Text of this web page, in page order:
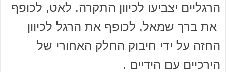
הרגליים יצביעו לכיוון התקרה. לאט, לכופף
את ברך שמאל, לכופף את הרגל לכיוון
החזה על ידי חיבוק החלק האחורי של
הירכיים עם הידיים .